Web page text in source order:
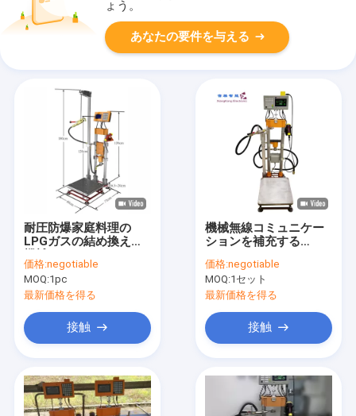
ょう。
あなたの要件を与える
耐圧防爆家庭料理の
LPGガスの結め換え品
価格:negotiable
MOQ:1pc
最新価格を得る
接触
機械無線コミュニケー
ションを補充する
価格:negotiable
MOQ:1セット
最新価格を得る
接触